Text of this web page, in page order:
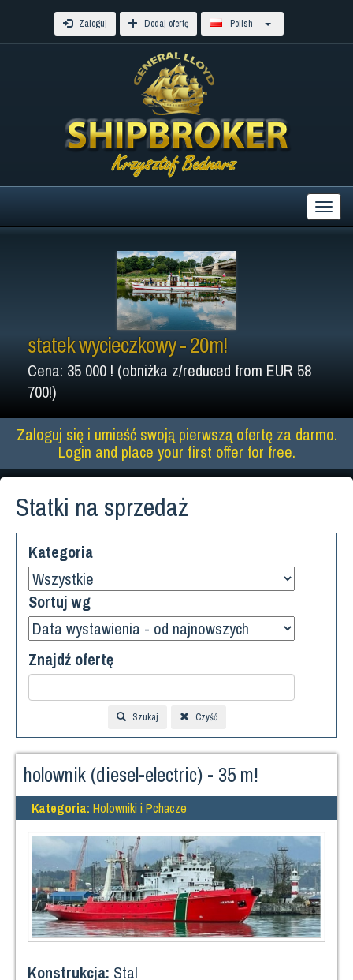
Zaloguj Dodaj ofertę Polish
statek wycieczkowy - 20m!
Cena: 35 000 ! (obniżka z/reduced from EUR 58
700!)
Zaloguj się i umieść swoją pierwszą ofertę za darmo.
Login and place your first offer for free.
Statki na sprzedaż
Kategoria
Sortuj wg
Znajdź ofertę
Szukaj Czyść
holownik (diesel-electric) - 35 m!
Kategoria: Holowniki i Pchacze
Konstrukcja: Stal